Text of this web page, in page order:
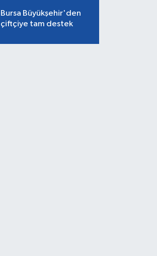
Bursa Büyükşehir'den
çiftçiye tam destek